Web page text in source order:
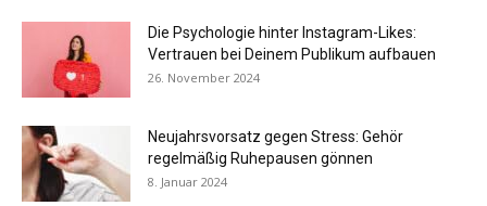
Die Psychologie hinter Instagram-Likes:
Vertrauen bei Deinem Publikum aufbauen
26. November 2024
Neujahrsvorsatz gegen Stress: Gehör
regelmäßig Ruhepausen gönnen
8. Januar 2024